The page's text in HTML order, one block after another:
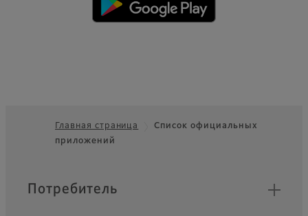
Footer
Главная страница
Список официальных
приложений
Быстрые ссылки
Потребитель